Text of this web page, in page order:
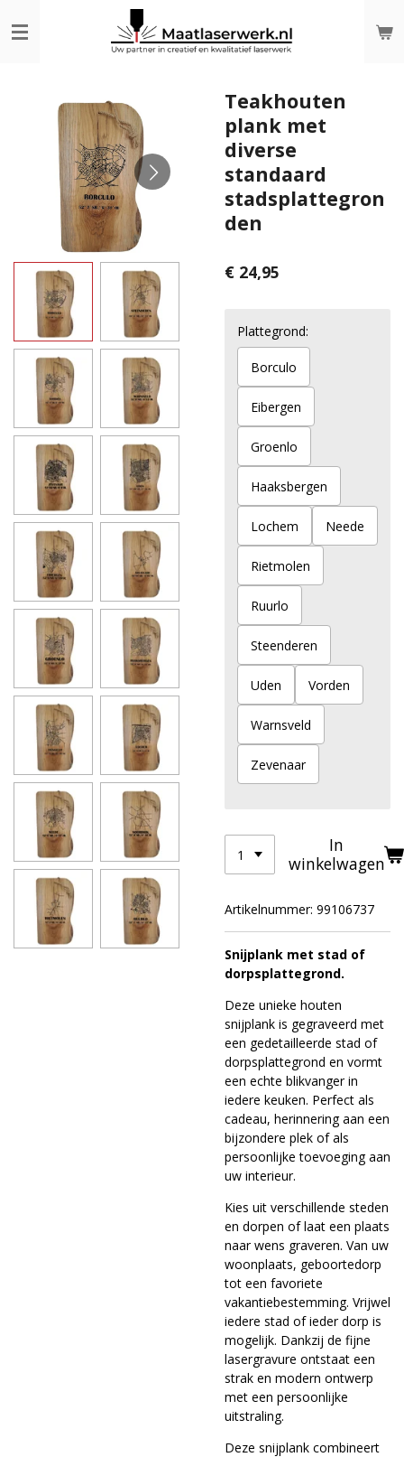
direct
Teakhouten
plank met
diverse
standaard
stadsplattegron
den
€ 24,95
Plattegrond:
Borculo
Eibergen
Groenlo
Haaksbergen
Lochem Neede
Rietmolen
Ruurlo
Steenderen
Uden Vorden
Warnsveld
Zevenaar
In
winkelwagen
Artikelnummer: 99106737
Snijplank met stad of
dorpsplattegrond.
Deze unieke houten
snijplank is gegraveerd met
een gedetailleerde stad of
dorpsplattegrond en vormt
een echte blikvanger in
iedere keuken. Perfect als
cadeau, herinnering aan een
bijzondere plek of als
persoonlijke toevoeging aan
uw interieur.
Kies uit verschillende steden
en dorpen of laat een plaats
naar wens graveren. Van uw
woonplaats, geboortedorp
tot een favoriete
vakantiebestemming. Vrijwel
iedere stad of ieder dorp is
mogelijk. Dankzij de fijne
lasergravure ontstaat een
strak en modern ontwerp
met een persoonlijke
uitstraling.
Deze snijplank combineert